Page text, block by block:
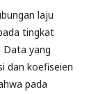
laju
tingkat
Data yang
dan koefiseien
pada